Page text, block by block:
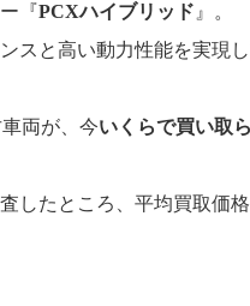
『PCXハイブリッド 』。
スと高い動力性能を実現し
両が、今いくらで買い取
したところ、平均買取価